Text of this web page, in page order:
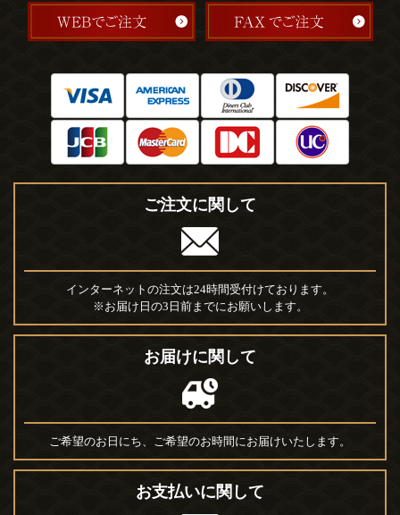
ご注文に関して
インターネットの注文は24時間受付けております。
※お届け日の3日前までにお願いします。
お届けに関して
ご希望のお日にち、ご希望のお時間にお届けいたします。
お支払いに関して